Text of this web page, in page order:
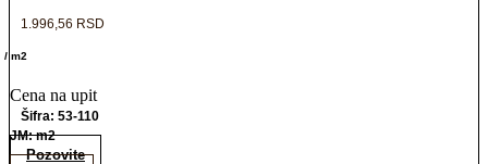
1.996,56 RSD
/ m2
Cena na upit
Šifra: 53-110
JM: m2
Pozovite